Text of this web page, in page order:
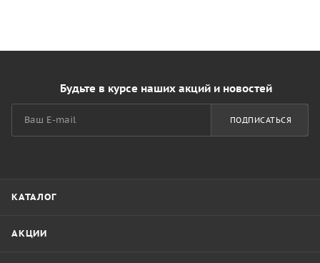
Будьте в курсе наших акций и новостей
ПОДПИСАТЬСЯ
КАТАЛОГ
АКЦИИ